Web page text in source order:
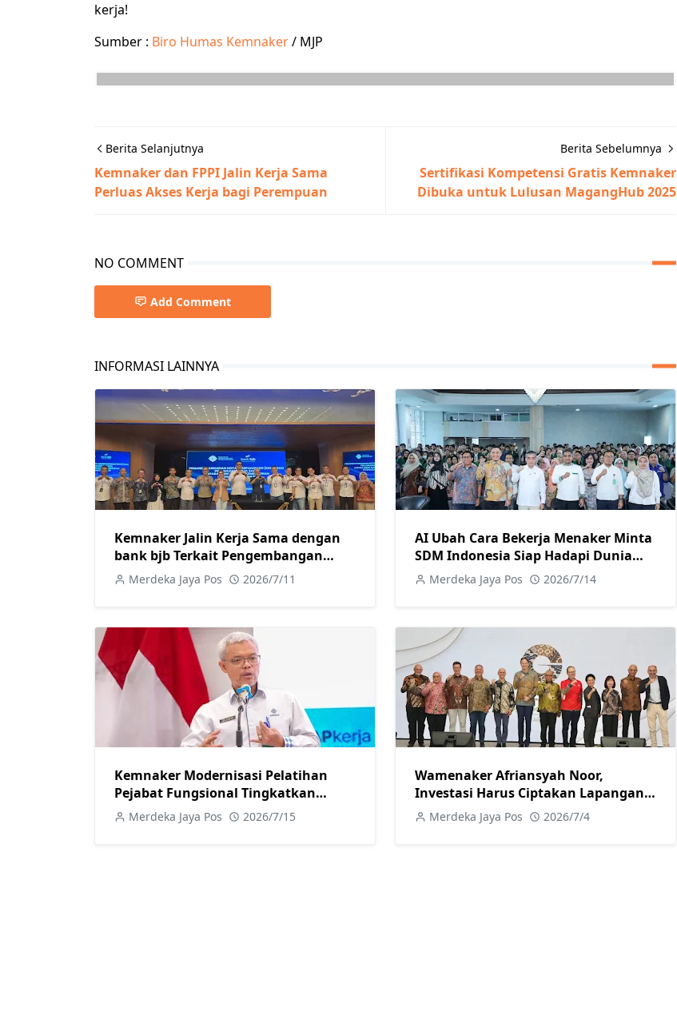
kerja!
Sumber : Biro Humas Kemnaker/ MJP
Berita Selanjutnya
Kemnaker dan FPPI Jalin Kerja Sama
Perluas Akses Kerja bagi Perempuan
Berita Sebelumnya
Sertifikasi Kompetensi Gratis Kemnaker
Dibuka untuk Lulusan MagangHub 2025
NO COMMENT
Add Comment
INFORMASI LAINNYA
Kemnaker Jalin Kerja Sama dengan
bank bjb Terkait Pengembangan
Kompetensi SDM Serta Layanan
Perbankan
Merdeka Jaya Pos 2026/7/11
AI Ubah Cara Bekerja Menaker Minta
SDM Indonesia Siap Hadapi Dunia
Kerja Baru
Merdeka Jaya Pos 2026/7/14
Kemnaker Modernisasi Pelatihan
Pejabat Fungsional Tingkatkan
Kompetensi Layanan
Ketenagakerjaan
Merdeka Jaya Pos 2026/7/15
Wamenaker Afriansyah Noor,
Investasi Harus Ciptakan Lapangan
Kerja Berkualitas
Merdeka Jaya Pos 2026/7/4